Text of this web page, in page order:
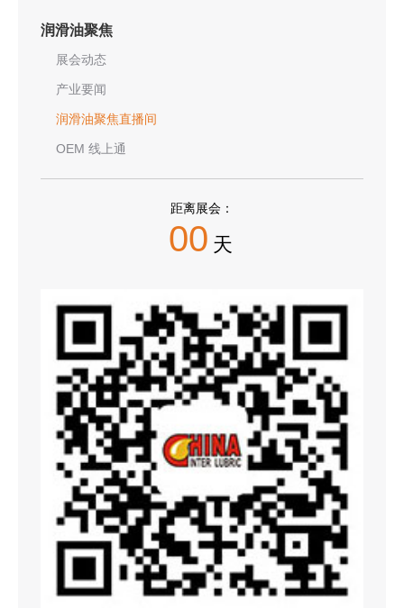
润滑油聚焦
展会动态
产业要闻
润滑油聚焦直播间
OEM 线上通
距离展会：
00 天